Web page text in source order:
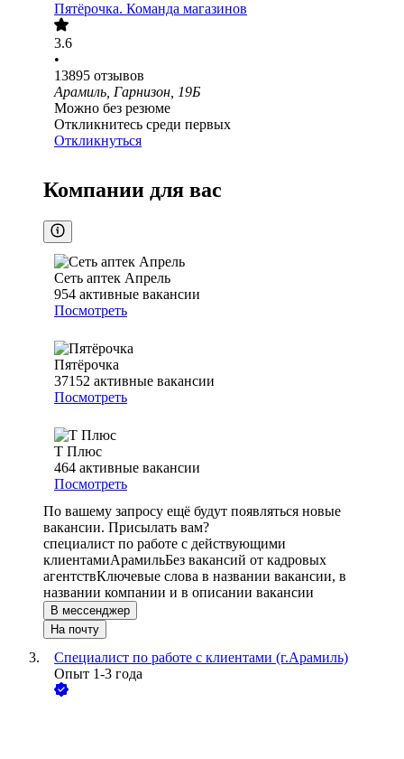
Пятёрочка. Команда магазинов
3.6
•
13895 отзывов
Арамиль, Гарнизон, 19Б
Можно без резюме
Откликнитесь среди первых
Откликнуться
Компании для вас
Сеть аптек Апрель
954 активные вакансии
Посмотреть
Пятёрочка
37152 активные вакансии
Посмотреть
Т Плюс
464 активные вакансии
Посмотреть
По вашему запросу ещё будут появляться новые
вакансии. Присылать вам?
специалист по работе с действующими
клиентамиАрамильБез вакансий от кадровых
агентствКлючевые слова в названии вакансии, в
названии компании и в описании вакансии
В мессенджер
На почту
Специалист по работе с клиентами (г.Арамиль)
Опыт 1-3 года